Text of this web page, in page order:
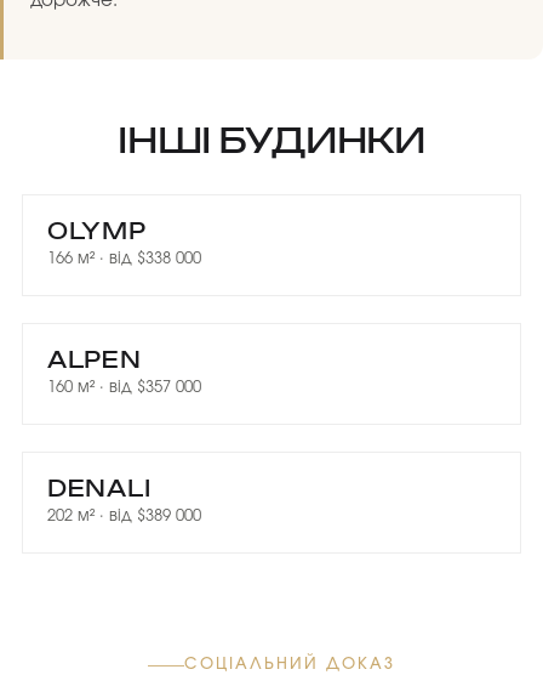
ІНШІ БУДИНКИ
OLYMP
166 м² · від $338 000
ALPEN
160 м² · від $357 000
DENALI
202 м² · від $389 000
СОЦІАЛЬНИЙ ДОКАЗ